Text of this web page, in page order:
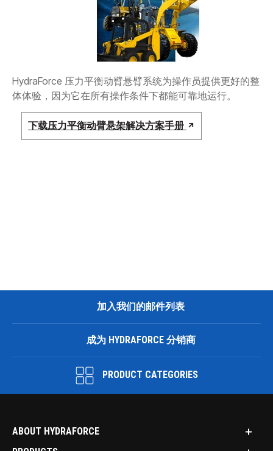
REQUEST A QUOTE
HydraForce 压力平衡动臂悬臂系统为操作员提供更好的整
体体验，因为它在所有操作条件下都能可靠地运行。
下载压力平衡动臂悬架解决方案手册
加入我们的邮件列表
成为 HYDRAFORCE 分销商
PRODUCT CATEGORIES
ABOUT HYDRAFORCE